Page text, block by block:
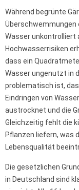
Während begrünte
Wasser unkontrolliert
Hochwasserrisiken
dass ein
Wasser ungenutzt in
problematisch ist,
Eindringen von
austrocknet und die
Gleichzeitig fehlt die
Pflanzen liefern, was
Lebensqualität
Die gesetzlichen
in Deutschland sind